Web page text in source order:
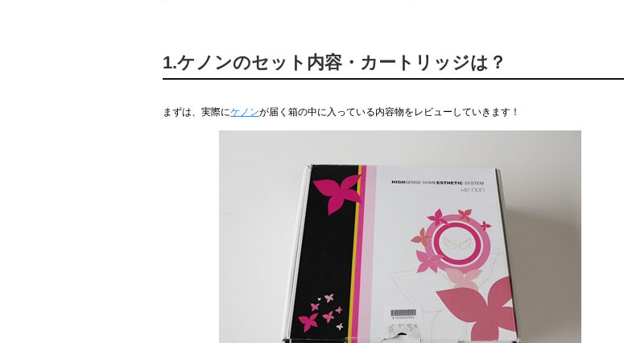
1.ケノンのセット内容・カートリッジは？
まずは、実際にケノンが届く箱の中に入っている内容物をレビューしていきます！